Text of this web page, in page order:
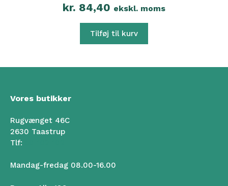
kr. 84,40 ekskl. moms
Tilføj til kurv
Vores butikker
Rugvænget 46C
2630 Taastrup
Tlf:
Mandag-fredag 08.00-16.00